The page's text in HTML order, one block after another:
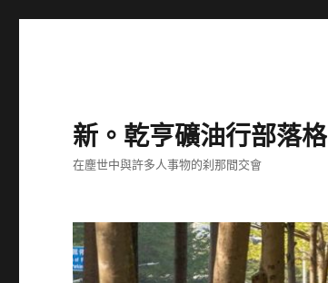
新。乾亨礦油行部落格
在塵世中與許多人事物的刹那間交會